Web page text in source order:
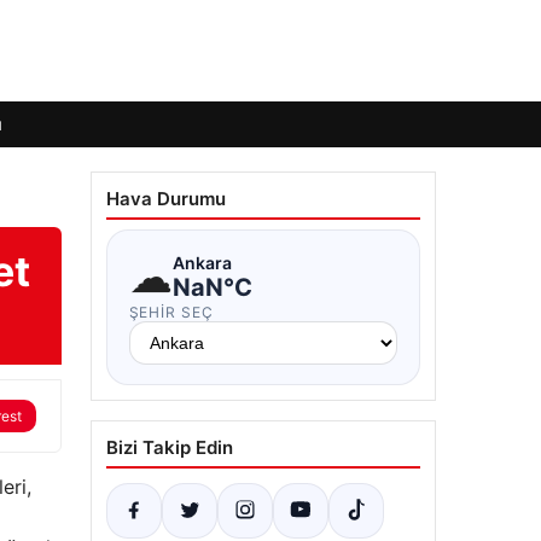
Hava Durumu
☁Ankara
NaN°C
ŞEHIR SEÇ
Bizi Takip Edin